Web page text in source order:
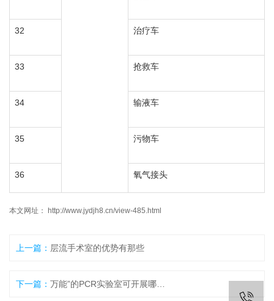
32 治疗车
33 抢救车
34 输液车
35 污物车
36 氧气接头
本文网址： http://www.jydjh8.cn/view-485.html
上一篇： 层流手术室的优势有那些
下一篇：